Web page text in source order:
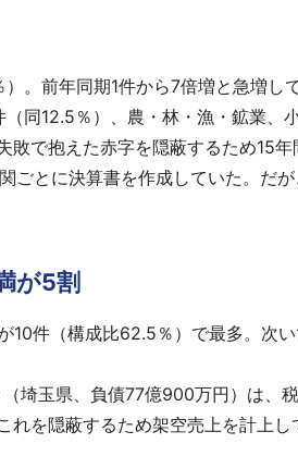
。前年同期1件から7倍増と急増して
同12.5％）、農・林・漁・鉱業、
で抱えた赤字を隠蔽するため15
とに決算書を作成していた。だ
が5割
件（構成比62.5％）で最多。次
埼玉県、負債77億900万円）は、
を隠蔽するため架空売上を計上